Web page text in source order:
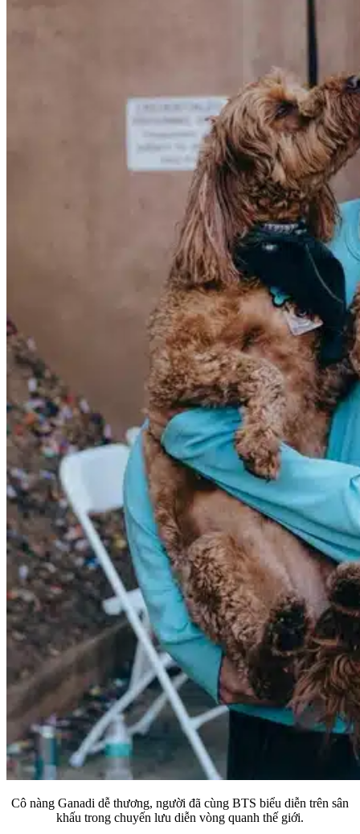
Cô nàng Ganadi dễ thương, người đã cùng BTS biểu diễn trên sân
khấu trong chuyến lưu diễn vòng quanh thế giới.